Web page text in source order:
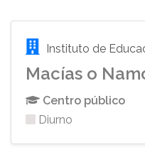
Instituto de
Macías o
Centro público
Diurno